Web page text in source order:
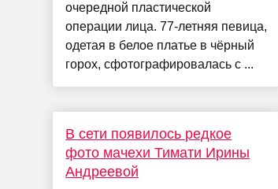
очередной пластической
операции лица. 77-летняя певица,
одетая в белое платье в чёрный
горох, сфотографировалась с ...
В сети появилось редкое
фото мачехи Тимати Ирины
Андреевой